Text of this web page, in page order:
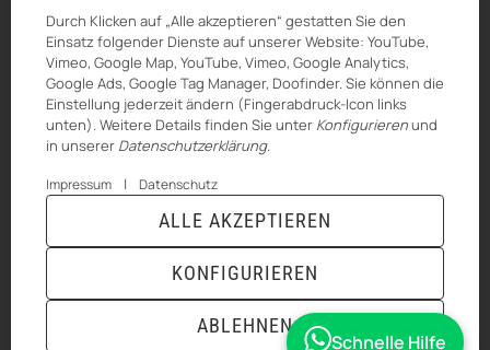
* Alle Preise inkl. gesetzlicher USt., zzgl.
Durch Klicken auf „Alle akzeptieren“ gestatten Sie den
Einsatz folgender Dienste auf unserer Website: YouTube,
Vimeo, Google Map, YouTube, Vimeo, Google Analytics,
Google Ads, Google Tag Manager, Doofinder. Sie können die
Einstellung jederzeit ändern (Fingerabdruck-Icon links
unten). Weitere Details finden Sie unter Konfigurierenund
in unserer Datenschutzerklärung.
Impressum | Datenschutz
ABLEHNEN
KONFIGURIEREN
ALLE AKZEPTIEREN
Schnelle Hilfe